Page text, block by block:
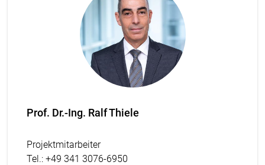
Prof. Dr.-Ing. Ralf Thiele
Projektmitarbeiter
Tel.: +49 341 3076-6950